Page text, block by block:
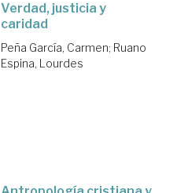
Verdad, justicia y
caridad
Peña García, Carmen; Ruano
Espina, Lourdes